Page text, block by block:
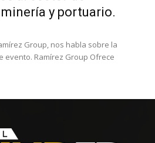
y portuario.
Group, nos habla sobre la
evento. Ramírez Group Ofrece